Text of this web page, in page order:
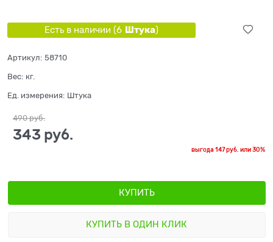
Есть в наличии (6 Штука)
Артикул: 58710
Вес: кг.
Ед. измерения: Штука
490 руб.
343 руб.
выгода147 руб. или30%
КУПИТЬ
КУПИТЬ В ОДИН КЛИК